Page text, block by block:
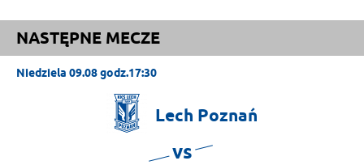
NASTĘPNE MECZE
Niedziela 09.08 godz.17:30
Lech Poznań
vs